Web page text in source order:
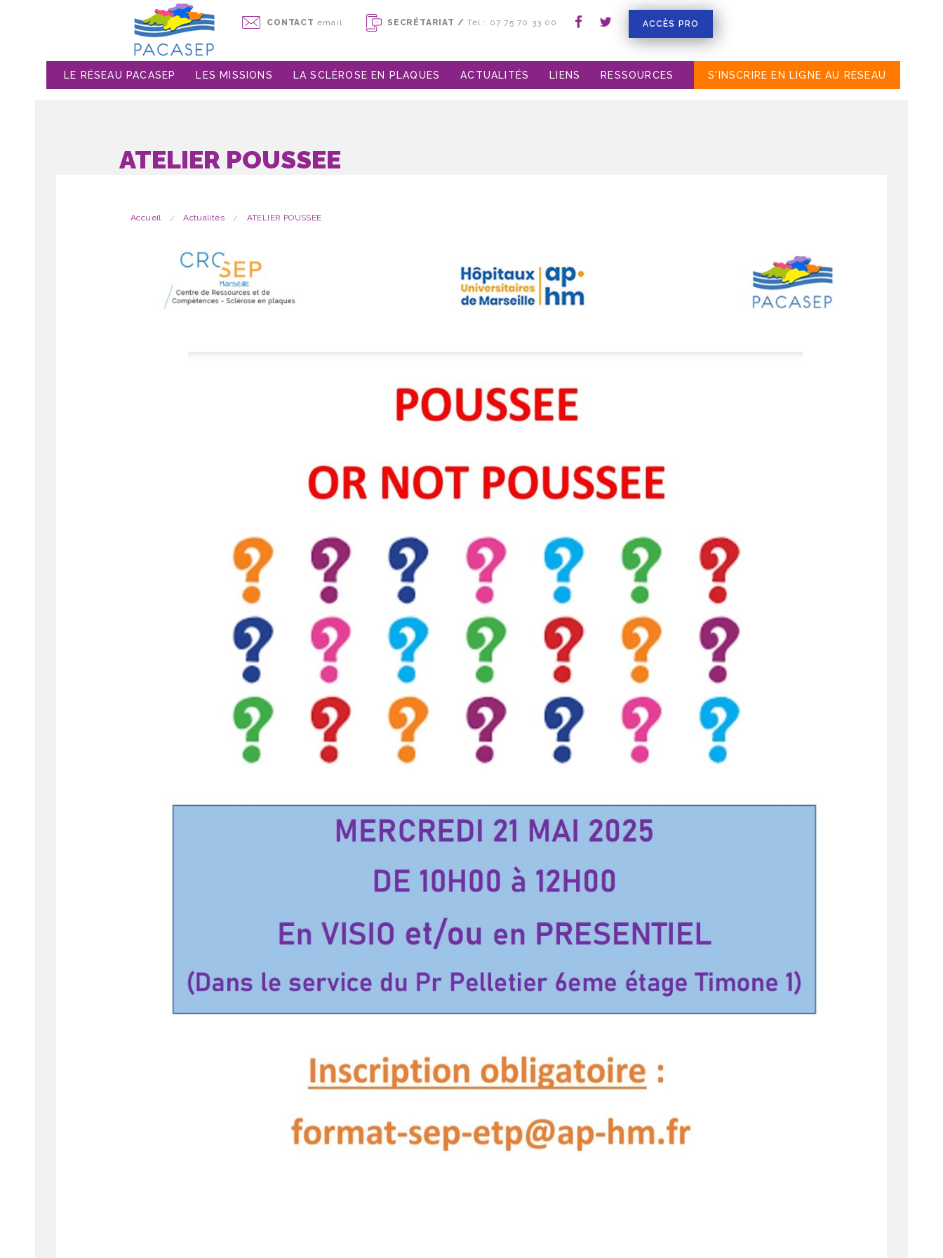
CONTACT email SECRÉTARIAT / Tél : 07 75 70 33 00 ACCÈS PRO
LE RÉSEAU PACASEP LES MISSIONS LA SCLÉROSE EN PLAQUES ACTUALITÉS LIENS RESSOURCES S'INSCRIRE EN LIGNE AU RÉSEAU
ATELIER POUSSEE
Accueil Actualités ATELIER POUSSEE